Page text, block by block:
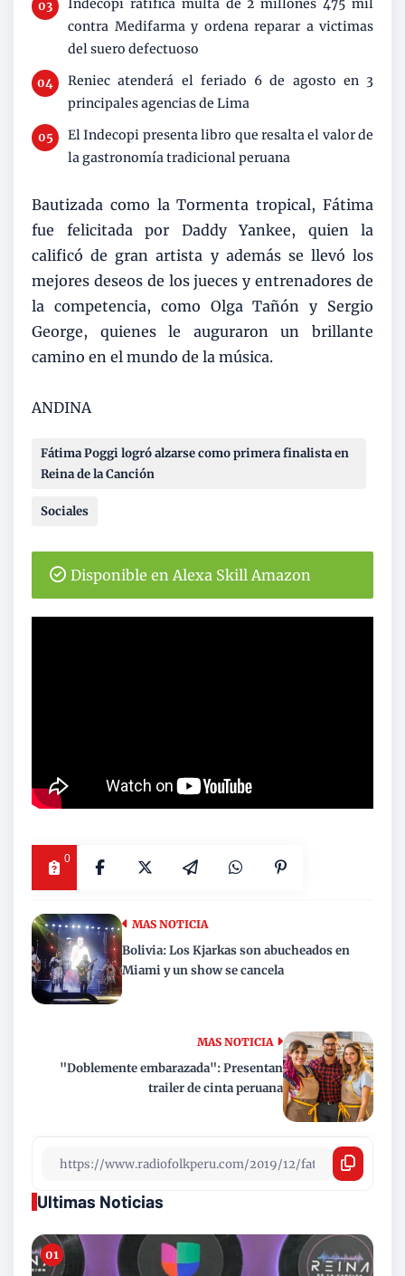
contra Medifarma y ordena reparar a victimas
del suero defectuoso
Reniec atenderá el feriado 6 de agosto en 3
principales agencias de Lima
El Indecopi presenta libro que resalta el valor de
la gastronomía tradicional peruana
Bautizada como la Tormenta tropical, Fátima
fue felicitada por Daddy Yankee, quien la
calificó de gran artista y además se llevó los
mejores deseos de los jueces y entrenadores de
la competencia, como Olga Tañón y Sergio
George, quienes le auguraron un brillante
camino en el mundo de la música.
ANDINA
Fátima Poggi logró alzarse como primera finalista en
Reina de la Canción
Sociales
Disponible en Alexa Skill Amazon
0
MAS NOTICIA
"Doblemente embarazada": Presentan
trailer de cinta peruana
MAS NOTICIA
Bolivia: Los Kjarkas son abucheados en
Miami y un show se cancela
Ultimas Noticias